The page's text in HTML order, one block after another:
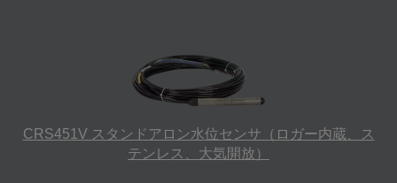
CRS451V スタンドアロン水位センサ（ロガー内蔵、ス
テンレス、大気開放）